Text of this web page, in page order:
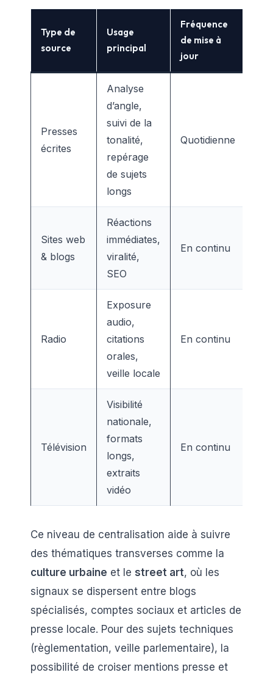
Type de
source
Usage
principal
Fréquence
de mise à
jour
Presses
écrites
Analyse
d’angle,
suivi de la
tonalité,
repérage
de sujets
longs
Quotidienne
Sites web
& blogs
Réactions
immédiates,
viralité,
SEO
En continu
Radio
Exposure
audio,
citations
orales,
veille locale
En continu
Télévision
Visibilité
nationale,
formats
longs,
extraits
vidéo
En continu
Ce niveau de centralisation aide à suivre
des thématiques transverses comme la
culture urbaine et le street art, où les
signaux se dispersent entre blogs
spécialisés, comptes sociaux et articles de
presse locale. Pour des sujets techniques
(règlementation, veille parlementaire), la
possibilité de croiser mentions presse et